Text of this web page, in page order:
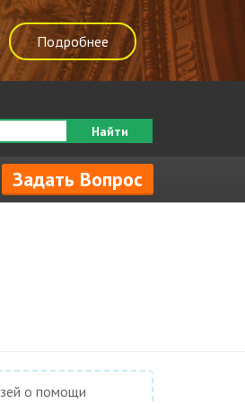
Подробнее
Найти
Задать Вопрос
о помощи